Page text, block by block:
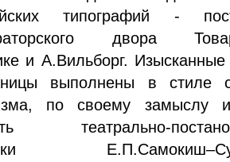
типографий -
двора
и А.Вильборг. Изысканные
выполнены в стиле
по своему замыслу
театрально-